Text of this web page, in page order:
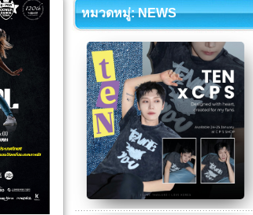
หมวดหมู่: NEWS